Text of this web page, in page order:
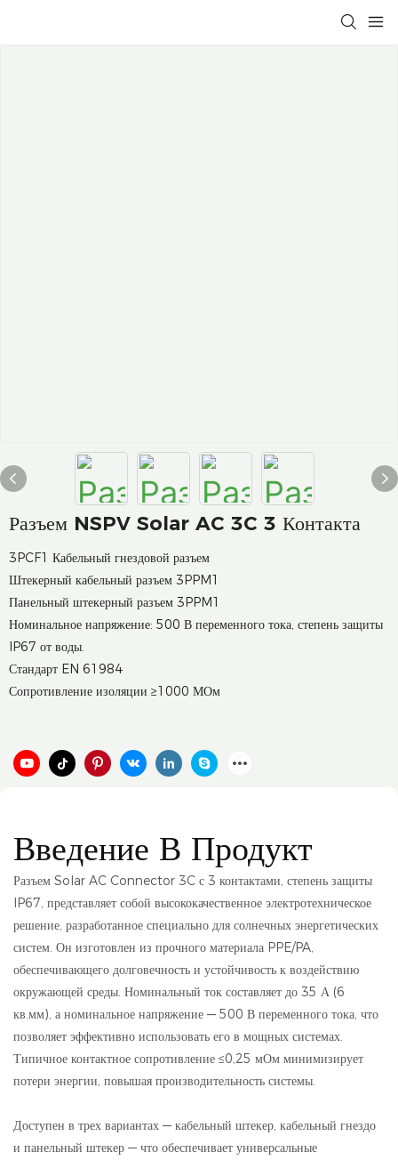
Разъем NSPV Solar AC 3C 3 Контакта
3PCF1 Кабельный гнездовой разъем
Штекерный кабельный разъем 3PPM1
Панельный штекерный разъем 3PPM1
Номинальное напряжение: 500 В переменного тока, степень защиты
IP67 от воды.
Стандарт EN 61984
Сопротивление изоляции ≥1000 МОм
Введение В Продукт
Разъем Solar AC Connector 3C с 3 контактами, степень защиты
IP67, представляет собой высококачественное электротехническое
решение, разработанное специально для солнечных энергетических
систем. Он изготовлен из прочного материала PPE/PA,
обеспечивающего долговечность и устойчивость к воздействию
окружающей среды. Номинальный ток составляет до 35 А (6
кв.мм), а номинальное напряжение — 500 В переменного тока, что
позволяет эффективно использовать его в мощных системах.
Типичное контактное сопротивление ≤0,25 мОм минимизирует
потери энергии, повышая производительность системы.
Доступен в трех вариантах — кабельный штекер, кабельный гнездо
и панельный штекер — что обеспечивает универсальные